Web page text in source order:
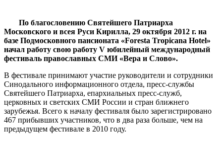
По благословению Святейшего Патриарха
Московского и всея Руси Кирилла, 29 октября 2012 г. на
базе Подмосковного пансионата «Foresta Tropicana Hotel»
начал работу свою работу V юбилейный международный
фестиваль православных СМИ «Вера и Слово».
В фестивале принимают участие руководители и сотрудники
Синодального информационного отдела, пресс-службы
Святейшего Патриарха, епархиальных пресс-служб,
церковных и светских СМИ России и стран ближнего
зарубежья. Всего к началу фестиваля было зарегистрировано
467 прибывших участников, что в два раза больше, чем на
предыдущем фестивале в 2010 году.